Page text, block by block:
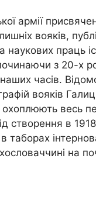
армії
вояків,
наукових праць
з 20-х
наших часів.
вояків
весь
створення в
таборах
на